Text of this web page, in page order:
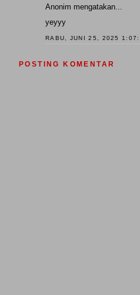
Anonim mengatakan...
yeyyy
RABU, JUNI 25, 2025
POSTING KOMENTAR